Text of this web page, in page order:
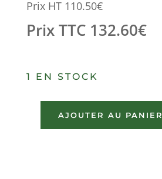
Prix HT 110.50€
Prix TTC 132.60€
1 EN STOCK
quantité
AJOUTER AU PANIER